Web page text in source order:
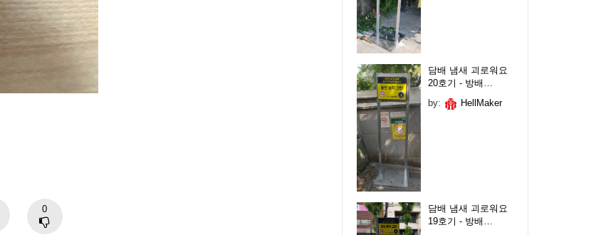
0
담배 냄새 괴로워요
20호기 - 방배…
by:
HellMaker
담배 냄새 괴로워요
19호기 - 방배…